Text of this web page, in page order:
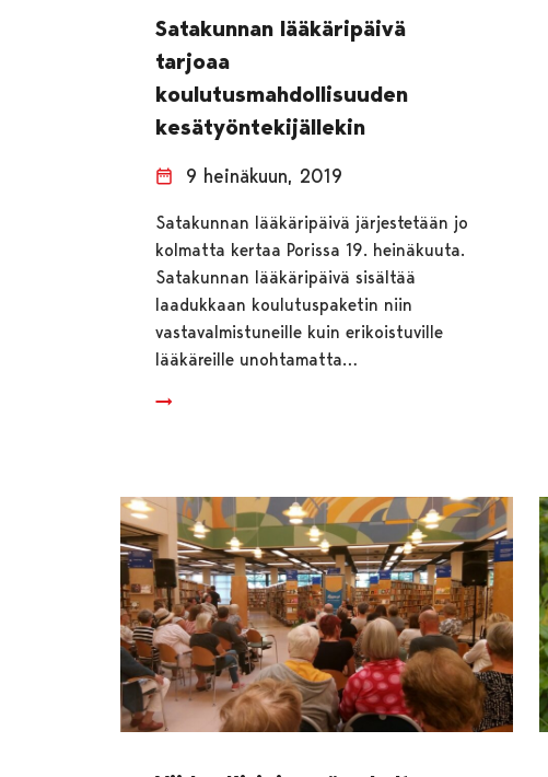
Satakunnan lääkäripäivä
tarjoaa
koulutusmahdollisuuden
kesätyöntekijällekin
9 heinäkuun, 2019
Satakunnan lääkäripäivä järjestetään jo
kolmatta kertaa Porissa 19. heinäkuuta.
Satakunnan lääkäripäivä sisältää
laadukkaan koulutuspaketin niin
vastavalmistuneille kuin erikoistuville
lääkäreille unohtamatta…